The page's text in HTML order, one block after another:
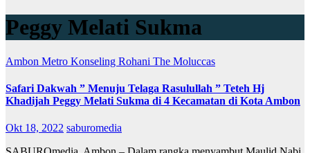
Peggy Melati Sukma
Ambon Metro Konseling Rohani The Moluccas
Safari Dakwah ” Menuju Telaga Rasulullah ” Teteh Hj
Khadijah Peggy Melati Sukma di 4 Kecamatan di Kota Ambon
Okt 18, 2022 saburomedia